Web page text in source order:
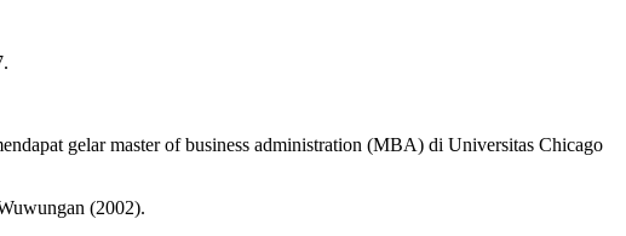
gelar master of business administration (MBA) di Universitas Chicago
(2002).